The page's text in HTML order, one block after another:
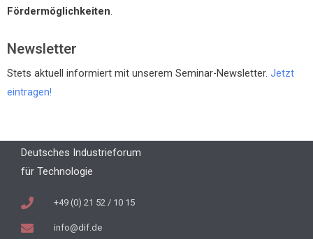
Fördermöglichkeiten.
Newsletter
Stets aktuell informiert mit unserem Seminar-Newsletter. Jetzt
eintragen!
Deutsches Industrieforum
für Technologie
+49 (0) 21 52 / 10 15
info@dif.de